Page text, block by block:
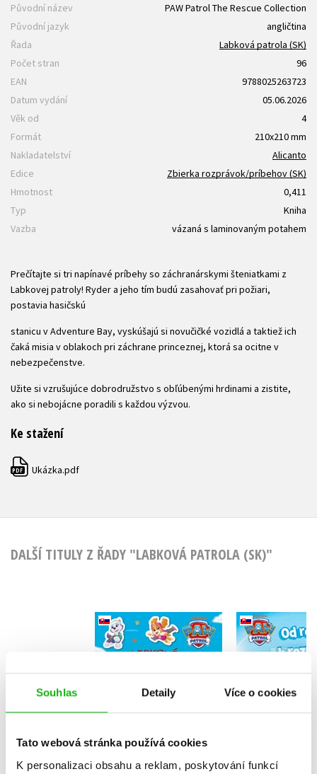
Souhlas Detaily Více o cookies
Tato webová stránka používá cookies
K personalizaci obsahu a reklam, poskytování funkcí
Původní název
PAW Patrol The Rescue Collection
Původní jazyk
angličtina
Řada
Labková patrola (SK)
Počet stran
96
EAN
9788025263723
Datum vydání
05.06.2026
Věk od
4
Formát
210x210 mm
Nakladatelství
Alicanto
Edice
Zbierka rozprávok/príbehov (SK)
Hmotnost
0,411
Typ
Kniha
Vazba
vázaná s laminovaným potahem
Prečítajte si tri napínavé príbehy so záchranárskymi šteniatkami z
Labkovej patroly! Ryder a jeho tím budú zasahovať pri požiari,
postavia hasičskú
stanicu v Adventure Bay, vyskúšajú si novučičké vozidlá a taktiež ich
čaká misia v oblakoch pri záchrane princeznej, ktorá sa ocitne v
nebezpečenstve.
Užite si vzrušujúce dobrodružstvo s obľúbenými hrdinami a zistite,
ako si nebojácne poradili s každou výzvou.
Ke stažení
PDF Ukázka.pdf
DALŠÍ TITULY Z ŘADY "LABKOVÁ PATROLA (SK)"
Labková patrola -
Samolepkové
prekvapenie
(slovensky)
Kolektiv
Do košíku
Od
rozprávke